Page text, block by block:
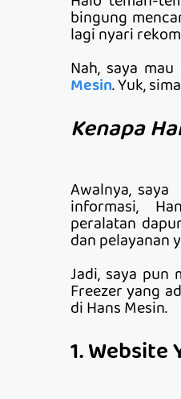
bingung
lagi nyari
Nah, saya
Mesin. Yuk,
Kenapa
Awalnya, saya
informasi,
peralatan
dan pelayanan
Jadi, saya
Freezer yang
di Hans Mesin.
1.